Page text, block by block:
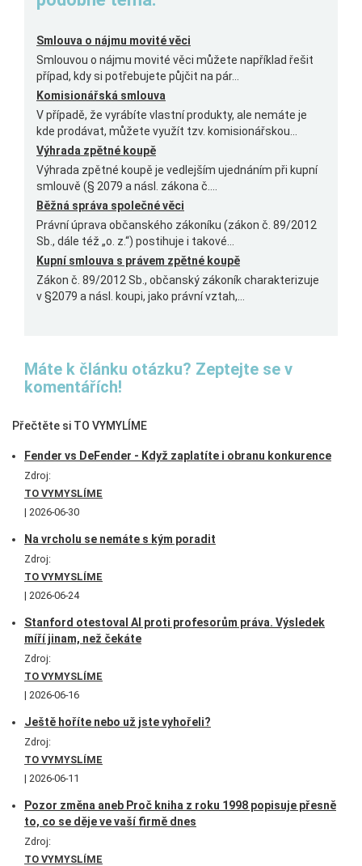
Smlouva o nájmu movité věci
Smlouvou o nájmu movité věci můžete například řešit
případ, kdy si potřebujete půjčit na pár...
Komisionářská smlouva
V případě, že vyrábíte vlastní produkty, ale nemáte je
kde prodávat, můžete využít tzv. komisionářskou...
Výhrada zpětné koupě
Výhrada zpětné koupě je vedlejším ujednáním při kupní
smlouvě (§ 2079 a násl. zákona č....
Běžná správa společné věci
Právní úprava občanského zákoníku (zákon č. 89/2012
Sb., dále též „o. z.“) postihuje i takové...
Kupní smlouva s právem zpětné koupě
Zákon č. 89/2012 Sb., občanský zákoník charakterizuje
v §2079 a násl. koupi, jako právní vztah,...
Máte k článku otázku? Zeptejte se v
komentářích!
Přečtěte si TO VYMYLÍME
Fender vs DeFender - Když zaplatíte i obranu konkurence
Zdroj:
TO VYMYSLÍME
2026-06-30
Na vrcholu se nemáte s kým poradit
Zdroj:
TO VYMYSLÍME
2026-06-24
Stanford otestoval AI proti profesorům práva. Výsledek
míří jinam, než čekáte
Zdroj:
TO VYMYSLÍME
2026-06-16
Ještě hoříte nebo už jste vyhořeli?
Zdroj:
TO VYMYSLÍME
2026-06-11
Pozor změna aneb Proč kniha z roku 1998 popisuje přesně
to, co se děje ve vaší firmě dnes
Zdroj:
TO VYMYSLÍME